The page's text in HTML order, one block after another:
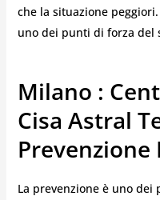
che la situazione
uno dei punti di forza del
Milano :
Cisa Astral
Prevenzione
La prevenzione è uno